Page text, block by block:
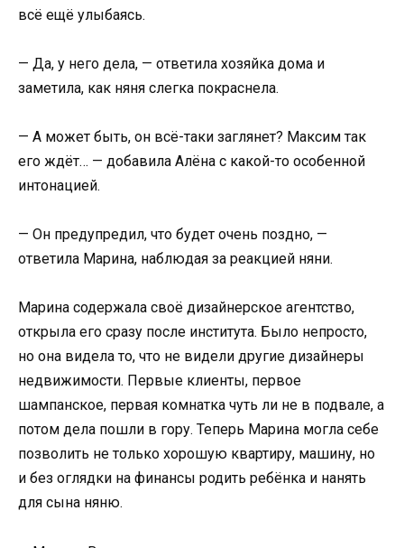
всё ещё улыбаясь.
— Да, у него дела, — ответила хозяйка дома и
заметила, как няня слегка покраснела.
— А может быть, он всё-таки заглянет? Максим так
его ждёт… — добавила Алёна с какой-то особенной
интонацией.
— Он предупредил, что будет очень поздно, —
ответила Марина, наблюдая за реакцией няни.
Марина содержала своё дизайнерское агентство,
открыла его сразу после института. Было непросто,
но она видела то, что не видели другие дизайнеры
недвижимости. Первые клиенты, первое
шампанское, первая комнатка чуть ли не в подвале, а
потом дела пошли в гору. Теперь Марина могла себе
позволить не только хорошую квартиру, машину, но
и без оглядки на финансы родить ребёнка и нанять
для сына няню.